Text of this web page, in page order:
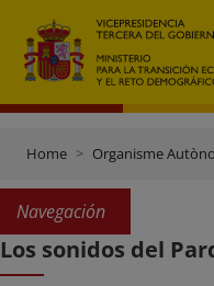
Home Organisme
Navegación
Los sonidos del